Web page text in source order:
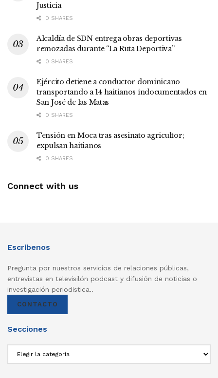
Justicia
0 SHARES
Alcaldía de SDN entrega obras deportivas
remozadas durante “La Ruta Deportiva”
0 SHARES
Ejército detiene a conductor dominicano
transportando a 14 haitianos indocumentados en
San José de las Matas
0 SHARES
Tensión en Moca tras asesinato agricultor;
expulsan haitianos
0 SHARES
Connect with us
Escríbenos
Pregunta por nuestros servicios de relaciones públicas,
entrevistas en televisilón podcast y difusión de noticias o
investigación periodistica..
CONTACTO
Secciones